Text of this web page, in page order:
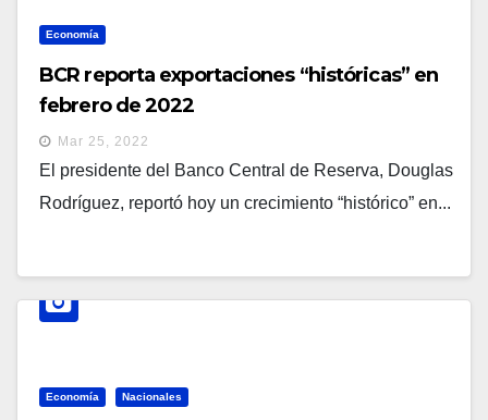
Economía
BCR reporta exportaciones “históricas” en
febrero de 2022
Mar 25, 2022
El presidente del Banco Central de Reserva, Douglas
Rodríguez, reportó hoy un crecimiento “histórico” en...
Economía Nacionales